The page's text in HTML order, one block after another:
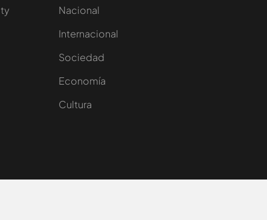
Nacional
Internacional
Sociedad
Economía
Cultura